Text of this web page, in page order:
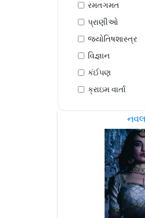
રમતગમત
પ્રાણીઓ
જ્યોતિષશાસ્ત્ર
વિજ્ઞાન
કંઈપણ
ક્રાઇમ વાર્તા